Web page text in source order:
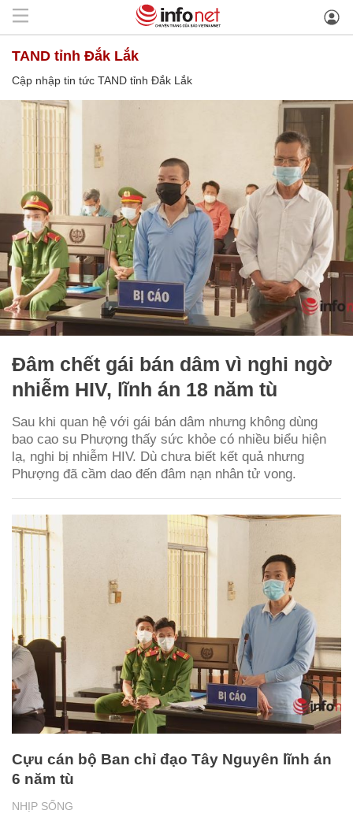
TAND tỉnh Đắk Lắk
Cập nhập tin tức TAND tỉnh Đắk Lắk
Đâm chết gái bán dâm vì nghi ngờ
nhiễm HIV, lĩnh án 18 năm tù
Sau khi quan hệ với gái bán dâm nhưng không dùng
bao cao su Phượng thấy sức khỏe có nhiều biểu hiện
lạ, nghi bị nhiễm HIV. Dù chưa biết kết quả nhưng
Phượng đã cầm dao đến đâm nạn nhân tử vong.
NHỊP SỐNG
Cựu cán bộ Ban chỉ đạo Tây Nguyên lĩnh án
6 năm tù